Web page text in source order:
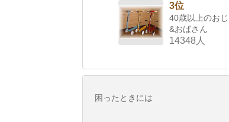
3位
40歳以上のお
&おばさん
14348人
困ったときには